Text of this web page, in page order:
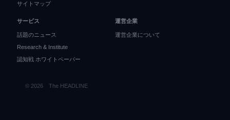
サイトマップ
サービス
話題のニュース
Research & Institute
認知戦 ホワイトペーパー
運営企業
運営企業について
© 2026 The HEADLINE